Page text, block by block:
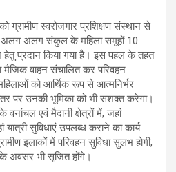
ग्रामीण स्वरोजगार प्रशिक्षण संस्थान से
अलग अलग संकुल के महिला समूहों 10
हेतु प्रदान किया गया है। इस पहल के तहत
वाहन संचालित कर परिवहन
को आर्थिक रूप से आत्मनिर्भर
पर उनकी भूमिका को भी सशक्त करेगा।
एवं मैदानी क्षेत्रों में, जहां
सुविधाएं उपलब्ध कराने का कार्य
इलाकों में परिवहन सुविधा सुलभ होगी,
के अवसर भी सृजित होंगे।